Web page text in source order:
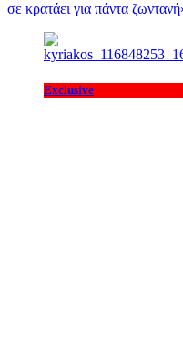
σε κρατάει για πάντα
Exclusive